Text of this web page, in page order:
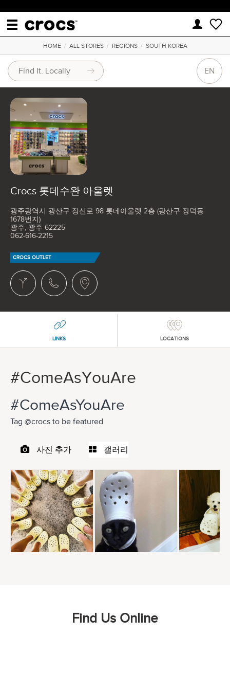
HOME/ ALL STORES/ REGIONS/ SOUTH KOREA
EN
Crocs 롯데수완 아울렛
광주광역시 광산구 장신로 98 롯데아울렛 2층 (광산구 장덕동
1678번지)
광주, 광주 62225
062-616-2215
CROCS OUTLET
LINKS LOCATIONS
#ComeAsYouAre
Find Us Online